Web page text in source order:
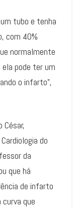
tubo e tenha
com 40%
normalmente
pode ter um
o infarto”,
César,
do
da
que há
de infarto
que